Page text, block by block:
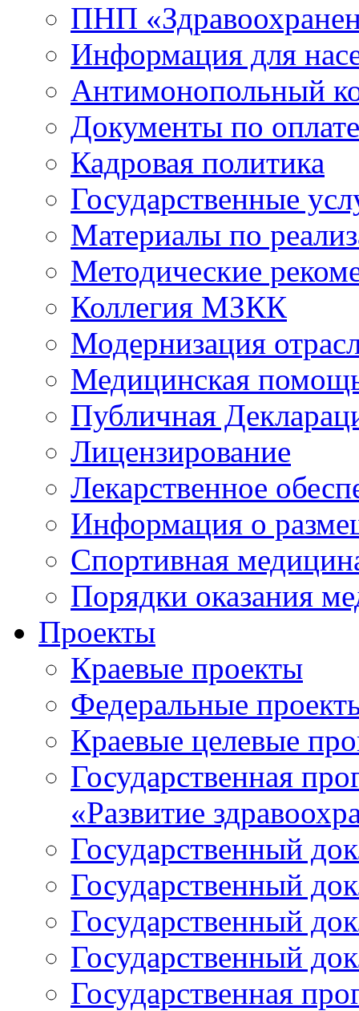
ПНП
Информация для
Антимонопольный
Документы по
Кадровая политика
Государственные
Материалы по
Методические
Коллегия МЗКК
Модернизация
Медицинская
Публичная
Лицензирование
Лекарственное
Информация о
Спортивная
Порядки оказания
Проекты
Краевые проекты
Федеральные
Краевые целевые
Государственная
«Развитие
Государственный
Государственный
Государственный
Государственный
Государственная